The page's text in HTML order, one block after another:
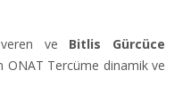
ve Bitlis Gürcüce
ONAT Tercüme dinamik ve